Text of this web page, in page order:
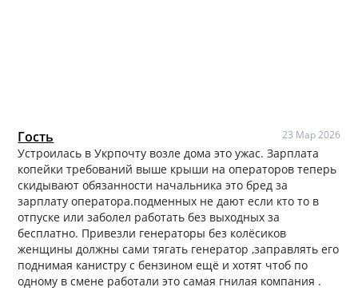
Гость 23 Мар 2026
Устроилась в Укрпочту возле дома это ужас. Зарплата
копейки требований выше крыши на операторов теперь
скидывают обязанности начальника это бред за
зарплату оператора.подменных не дают если кто то в
отпуске или заболел работать без выходных за
бесплатно. Привезли генераторы без колёсиков
женщины должны сами тягать генератор ,заправлять его
поднимая канистру с бензином ещё и хотят чтоб по
одному в смене работали это самая гнилая компания .